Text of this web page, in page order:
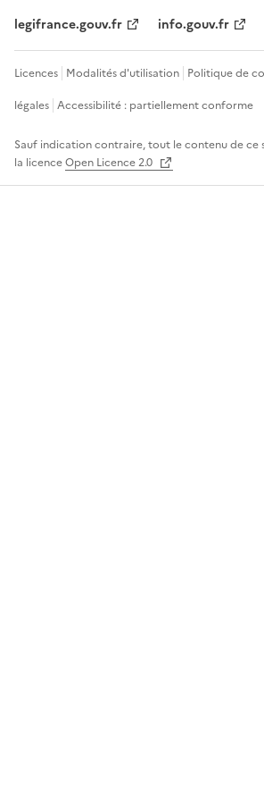
legifrance.gouv.fr info.gouv.fr
Licences Modalités d'utilisation Politique de
légales Accessibilité : partiellement conforme
Sauf indication contraire, tout le contenu de ce
la licenceOpen Licence 2.0